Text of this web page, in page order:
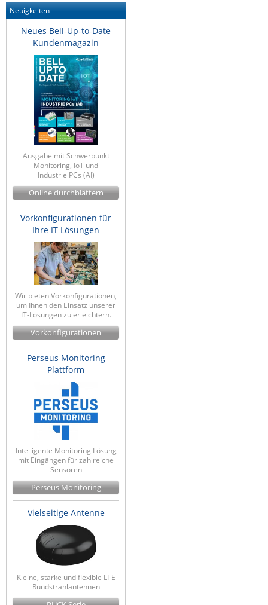
Neuigkeiten
Neues Bell-Up-to-Date
Kundenmagazin
Ausgabe mit Schwerpunkt
Monitoring, IoT und
Industrie PCs (AI)
Online durchblättern
Vorkonfigurationen für
Ihre IT Lösungen
Wir bieten Vorkonfigurationen,
um Ihnen den Einsatz unserer
IT-Lösungen zu erleichtern.
Vorkonfigurationen
Perseus Monitoring
Plattform
Intelligente Monitoring Lösung
mit Eingängen für zahlreiche
Sensoren
Perseus Monitoring
Vielseitige Antenne
Kleine, starke und flexible LTE
Rundstrahlantennen